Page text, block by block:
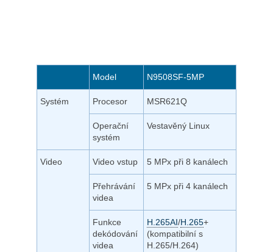
Model N9508SF-5MP
Systém Procesor MSR621Q
Operační
systém
Vestavěný Linux
Video Video vstup 5 MPx při 8 kanálech
Přehrávání
videa
5 MPx při 4 kanálech
Funkce
dekódování
videa
H.265AI/H.265+
(kompatibilní s
H.265/H.264)